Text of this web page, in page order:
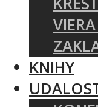
KNIHY